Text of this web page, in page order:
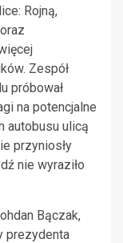
Rojną,
Zespół
próbował
na potencjalne
autobusu ulicą
przyniosły
nie wyraziło
Bączak,
prezydenta